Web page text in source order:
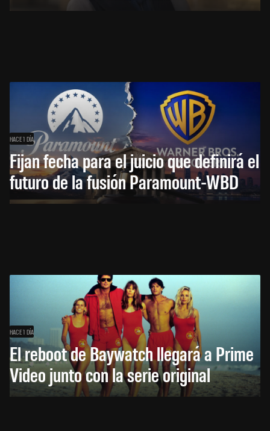
HACE 1 DÍA
Fijan fecha para el juicio que definirá el
futuro de la fusión Paramount-WBD
HACE 1 DÍA
El reboot de Baywatch llegará a Prime
Video junto con la serie original